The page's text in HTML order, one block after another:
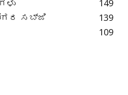
149
ಸಬ್ಜಿ
139
109